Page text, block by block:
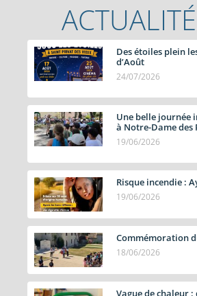
Des étoiles plein
d’Août
24/07/2026
Une belle journée
à Notre-Dame des
19/06/2026
Risque incendie :
19/06/2026
Commémoration
18/06/2026
Vague de chaleur :